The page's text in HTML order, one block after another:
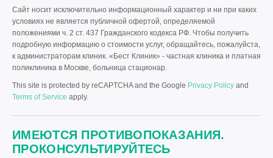
Сайт носит исключительно информационный характер и ни при каких
условиях не является публичной офертой, определяемой
положениями ч. 2 ст. 437 Гражданского кодекса РФ. Чтобы получить
подробную информацию о стоимости услуг, обращайтесь, пожалуйста,
к администраторам клиник. «Бест Клиник» - частная клиника и платная
поликлиника в Москве, больница стационар.
This site is protected by reCAPTCHA and the Google Privacy Policy and
Terms of Service apply.
ИМЕЮТСЯ ПРОТИВОПОКАЗАНИЯ.
ПРОКОНСУЛЬТИРУЙТЕСЬ